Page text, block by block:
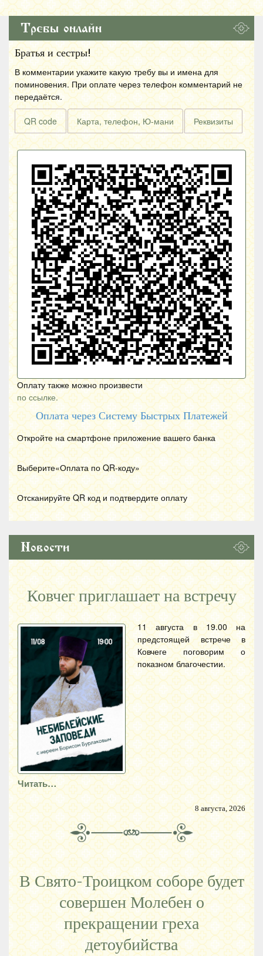
Требы онлайн
Братья и сестры!
В комментарии укажите какую требу вы и имена для
поминовения. При оплате через телефон комментарий не
передаётся.
QR code Карта, телефон, Ю-мани Реквизиты
Оплату также можно произвести
по ссылке.
Оплата через Систему Быстрых Платежей
Откройте на смартфоне приложение вашего банка
Выберите«Оплата по QR-коду»
Отсканируйте QR код и подтвердите оплату
Новости
Ковчег приглашает на встречу
11 августа в 19.00 на
предстоящей встрече в
Ковчеге поговорим о
показном благочестии.
Читать…
8 августа, 2026
В Свято-Троицком соборе будет
совершен Молебен о
прекращении греха
детоубийства